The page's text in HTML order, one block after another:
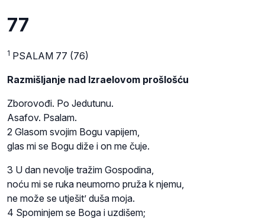
77
1 PSALAM 77 (76)
Razmišljanje nad Izraelovom prošlošću
Zborovođi. Po Jedutunu.
Asafov. Psalam.
2 Glasom svojim Bogu vapijem,
glas mi se Bogu diže i on me čuje.
3 U dan nevolje tražim Gospodina,
noću mi se ruka neumorno pruža k njemu,
ne može se utješit’ duša moja.
4 Spominjem se Boga i uzdišem;